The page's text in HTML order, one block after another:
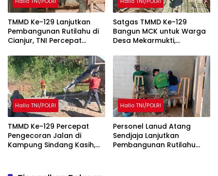
TMMD Ke-129 Lanjutkan
Pembangunan Rutilahu di
Cianjur, TNI Percepat
Hunian Warga
Satgas TMMD Ke-129
Bangun MCK untuk Warga
Desa Mekarmukti,
Layak
Hallo TNI/POLRI
TMMD Ke-129 Percepat
Pengecoran Jalan di
Kampung Sindang Kasih,
Hallo TNI/POLRI
Personel Lanud Atang
Sendjaja Lanjutkan
Pembangunan Rutilahu